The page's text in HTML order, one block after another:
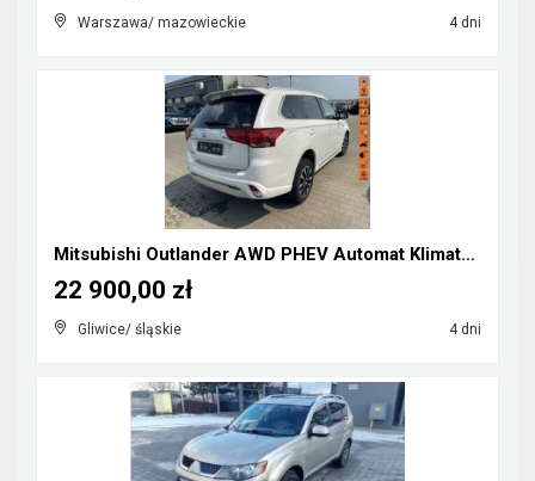
Warszawa/ mazowieckie 4 dni
Mitsubishi Outlander AWD PHEV Automat Klimatronik ...
Gliwice/ śląskie 4 dni
22 900,00 zł